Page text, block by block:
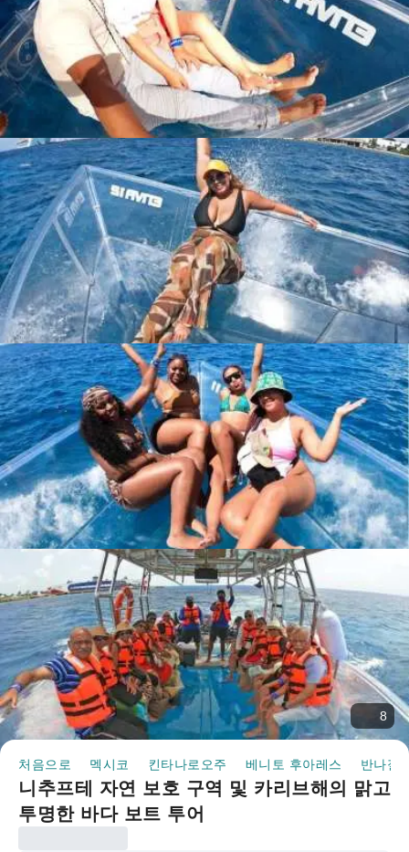
8
처음으로 멕시코 킨타나로오주 베니토 후아레스 반나절/
니추프테 자연 보호 구역 및 카리브해의 맑고
투명한 바다 보트 투어